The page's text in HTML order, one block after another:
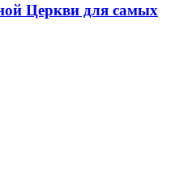
Церкви для самых